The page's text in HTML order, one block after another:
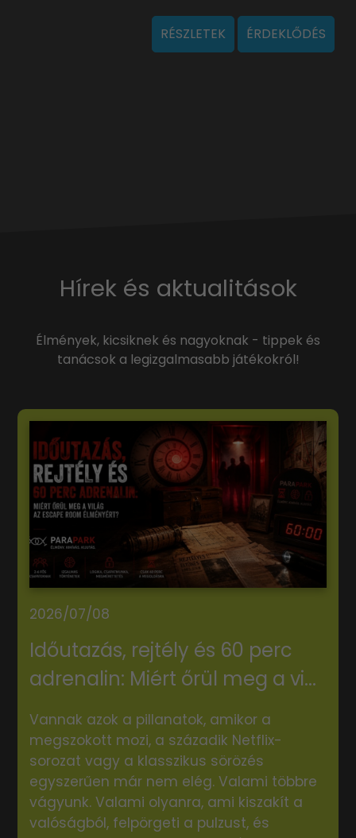
RÉSZLETEK ÉRDEKLŐDÉS
Hírek és aktualitások
Élmények, kicsiknek és nagyoknak - tippek és
tanácsok a legizgalmasabb játékokról!
2026/07/08
Időutazás, rejtély és 60 perc
adrenalin: Miért őrül meg a vi...
Vannak azok a pillanatok, amikor a
megszokott mozi, a századik Netflix-
sorozat vagy a klasszikus sörözés
egyszerűen már nem elég. Valami többre
vágyunk. Valami olyanra, ami kiszakít a
valóságból, felpörgeti a pulzust, és